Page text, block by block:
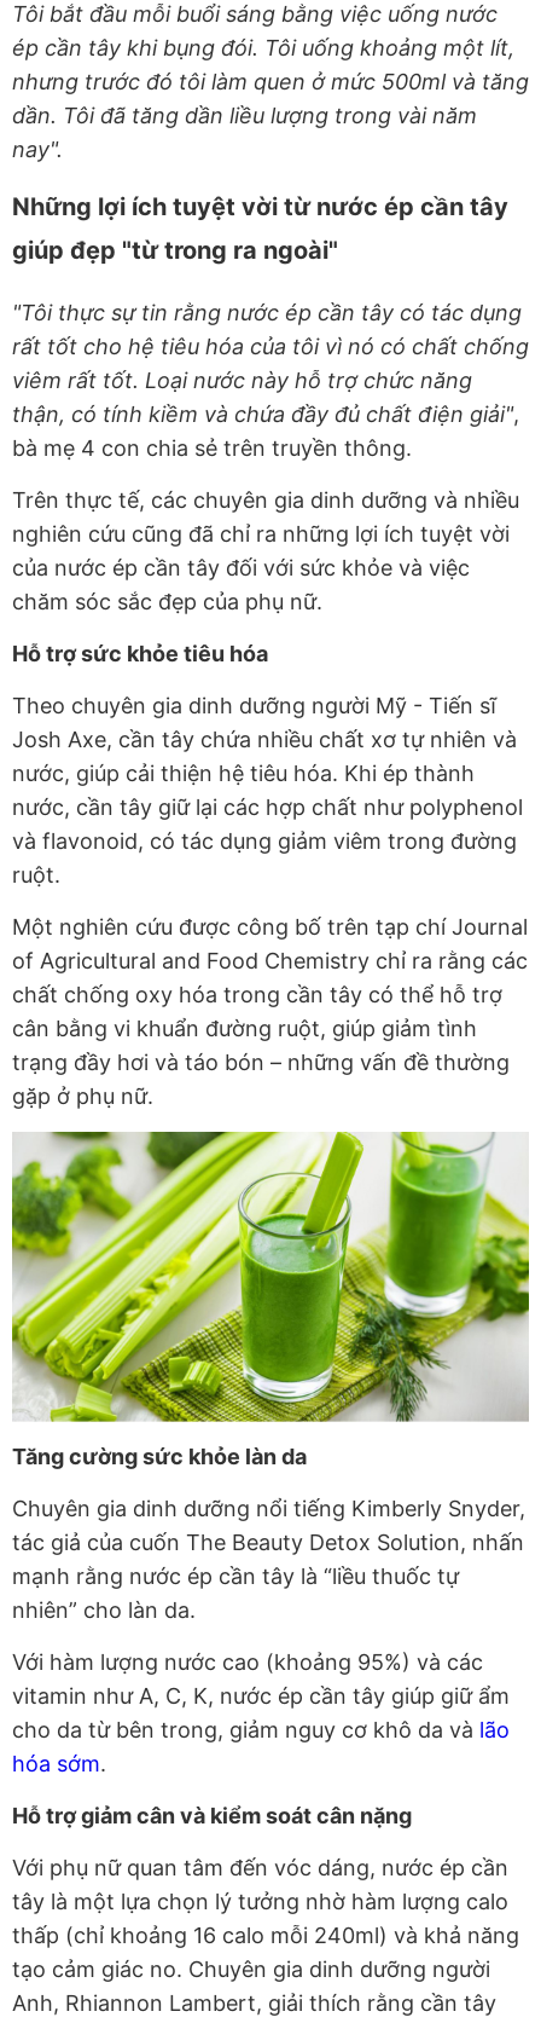
Tôi bắt đầu mỗi buổi sáng bằng việc uống nước
ép cần tây khi bụng đói. Tôi uống khoảng một lít,
nhưng trước đó tôi làm quen ở mức 500ml và tăng
dần. Tôi đã tăng dần liều lượng trong vài năm
nay".
Những lợi ích tuyệt vời từ nước ép cần tây
giúp đẹp "từ trong ra ngoài"
"Tôi thực sự tin rằng nước ép cần tây có tác dụng
rất tốt cho hệ tiêu hóa của tôi vì nó có chất chống
viêm rất tốt. Loại nước này hỗ trợ chức năng
thận, có tính kiềm và chứa đầy đủ chất điện giải",
bà mẹ 4 con chia sẻ trên truyền thông.
Trên thực tế, các chuyên gia dinh dưỡng và nhiều
nghiên cứu cũng đã chỉ ra những lợi ích tuyệt vời
của nước ép cần tây đối với sức khỏe và việc
chăm sóc sắc đẹp của phụ nữ.
Hỗ trợ sức khỏe tiêu hóa
Theo chuyên gia dinh dưỡng người Mỹ - Tiến sĩ
Josh Axe, cần tây chứa nhiều chất xơ tự nhiên và
nước, giúp cải thiện hệ tiêu hóa. Khi ép thành
nước, cần tây giữ lại các hợp chất như polyphenol
và flavonoid, có tác dụng giảm viêm trong đường
ruột.
Một nghiên cứu được công bố trên tạp chí Journal
of Agricultural and Food Chemistry chỉ ra rằng các
chất chống oxy hóa trong cần tây có thể hỗ trợ
cân bằng vi khuẩn đường ruột, giúp giảm tình
trạng đầy hơi và táo bón – những vấn đề thường
gặp ở phụ nữ.
Tăng cường sức khỏe làn da
Chuyên gia dinh dưỡng nổi tiếng Kimberly Snyder,
tác giả của cuốn The Beauty Detox Solution, nhấn
mạnh rằng nước ép cần tây là “liều thuốc tự
nhiên” cho làn da.
Với hàm lượng nước cao (khoảng 95%) và các
vitamin như A, C, K, nước ép cần tây giúp giữ ẩm
cho da từ bên trong, giảm nguy cơ khô da và lão
hóa sớm.
Hỗ trợ giảm cân và kiểm soát cân nặng
Với phụ nữ quan tâm đến vóc dáng, nước ép cần
tây là một lựa chọn lý tưởng nhờ hàm lượng calo
thấp (chỉ khoảng 16 calo mỗi 240ml) và khả năng
tạo cảm giác no. Chuyên gia dinh dưỡng người
Anh, Rhiannon Lambert, giải thích rằng cần tây